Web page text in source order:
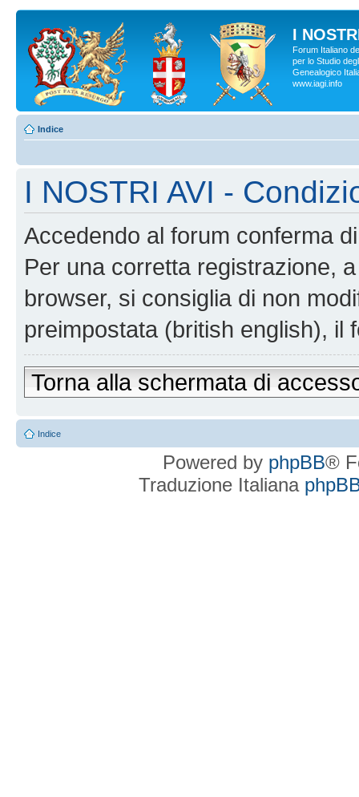
I
Forum Italiano
per lo Studio
Genealogico
www.iagi.info
Indice
I NOSTRI AVI -
Accedendo al forum conferma
Per una corretta registrazione,
browser, si consiglia di non
preimpostata (british english), il
Torna alla schermata di
Indice
Powered by phpBB®
Traduzione Italiana